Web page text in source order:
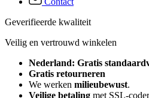
Geverifieerde kwaliteit
Veilig en vertrouwd winkelen
Nederland: Gratis
Gratis retourneren
We werken milieubewust.
Veilige betaling met SSL-